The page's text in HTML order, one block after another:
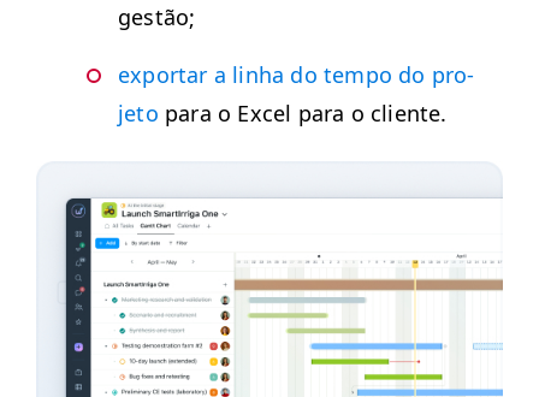
gestão;
expor­tar a lin­ha do tem­po do pro­
je­to para o Excel para o cliente.